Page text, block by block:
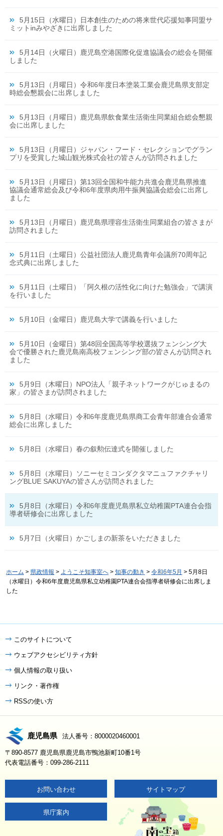
5月15日（水曜日）日本創生のための将来世代応援知事同盟サ
ミットinみやざきに出席しました
5月14日（火曜日）鹿児島空港国際化促進協議会の総会を開催
しました
5月13日（月曜日）令和6年度日本塗装工業会鹿児島県支部定
時総会懇親会に出席しました
5月13日（月曜日）鹿児島県飲食業生活衛生同業組合総会懇親
会に出席しました
5月13日（月曜日）ジャパン・フード・セレクションでグラン
プリを受賞した城山観光株式会社の皆さんが訪問されました
5月13日（月曜日）第13回全国和牛能力共進会鹿児島県推進
協議会通常総会及び令和6年度県肉用牛振興協議会総会に出席し
ました
5月13日（月曜日）鹿児島県理容生活衛生同業組合の皆さまが
訪問されました
5月11日（土曜日）公益社団法人鹿児島青年会議所70周年記
念式典に出席しました
5月11日（土曜日）「阿久根の活性化に向けた勉強会」で講演
を行いました
5月10日（金曜日）鹿児島大学で講義を行いました
5月10日（金曜日）第48回全国高等学校選抜フェンシング大
会で優勝された鹿児島南高校フェンシング部の皆さんが訪問され
ました
5月9日（木曜日）NPO法人「親子ネットワークがじゅまるの
家」の皆さまが訪問されました
5月8日（水曜日）令和6年度鹿児島県商工会青年部連合会通常
総会に出席しました
5月8日（水曜日）春の叙勲伝達式を開催しました
5月8日（水曜日）ソニーセミコンダクタマニュファクチャリ
ングBLUE SAKUYAの皆さんが訪問されました
5月8日（水曜日）令和6年度鹿児島県私立幼稚園PTA連合会指
導者研修会に出席しました
5月7日（火曜日）かごしまの新茶をいただきました
ホーム > 県政情報 > ようこそ知事室へ > 知事の動き > 令和6年5月 > 5月8日
（水曜日）令和6年度鹿児島県私立幼稚園PTA連合会指導者研修会に出席しま
した
このサイトについて
ウェブアクセシビリティ方針
個人情報の取り扱い
リンク・著作権
RSSの使い方
鹿児島県 法人番号：8000020460001
〒890-8577 鹿児島県鹿児島市鴨池新町10番1号
代表電話番号：099-286-2111
お問い合わせ サイトマップ
県庁案内